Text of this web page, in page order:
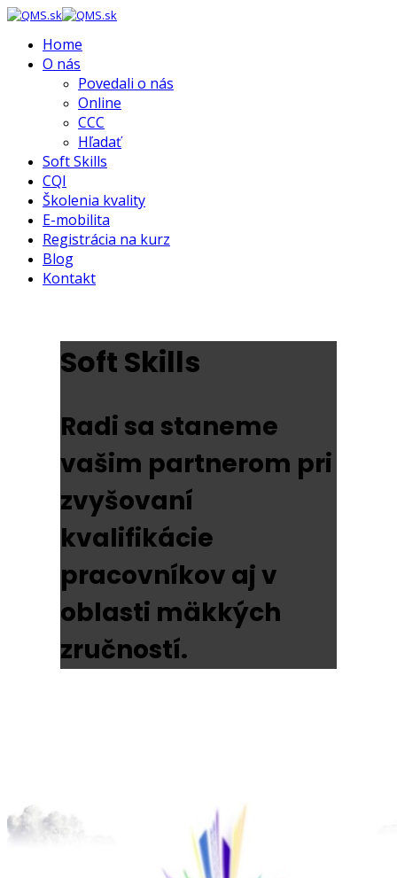
Home
O nás
Povedali o nás
Online
CCC
Hľadať
Soft Skills
CQI
Školenia kvality
E-mobilita
Registrácia na kurz
Blog
Kontakt
Soft Skills
Radi sa staneme
vašim partnerom pri
zvyšovaní
kvalifikácie
pracovníkov aj v
oblasti mäkkých
zručností.